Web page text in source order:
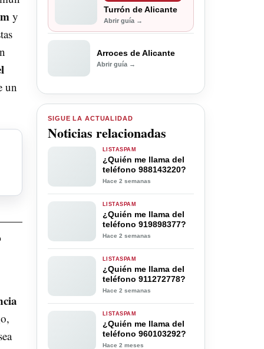
y
un
Turrón de Alicante
Abrir guía →
Arroces de Alicante
Abrir guía →
SIGUE LA ACTUALIDAD
Noticias relacionadas
LISTASPAM
¿Quién me llama del
teléfono 988143220?
Hace 2 semanas
LISTASPAM
¿Quién me llama del
teléfono 919898377?
Hace 2 semanas
LISTASPAM
¿Quién me llama del
teléfono 911272778?
Hace 2 semanas
LISTASPAM
¿Quién me llama del
teléfono 960103292?
Hace 2 meses